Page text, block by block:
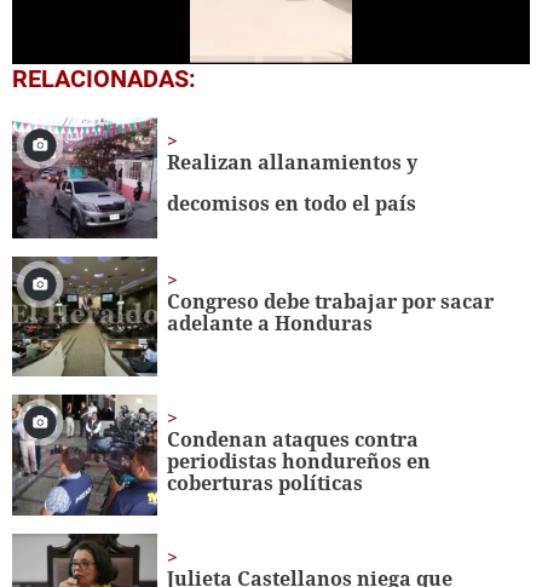
0
seconds
37
seconds
RELACIONADAS:
Realizan allanamientos y
decomisos en todo el país
Congreso debe trabajar por sacar
adelante a Honduras
Condenan ataques contra
periodistas hondureños en
coberturas políticas
Julieta Castellanos niega que